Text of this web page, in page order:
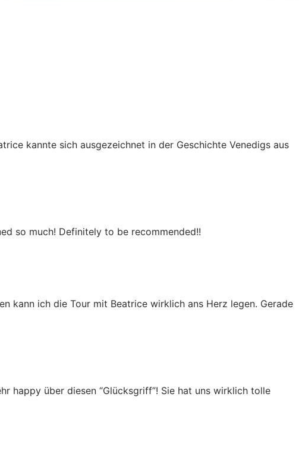
kannte sich ausgezeichnet in der Geschichte Venedigs aus
so much! Definitely to be recommended!!
kann ich die Tour mit Beatrice wirklich ans Herz legen. Gerade
happy über diesen “Glücksgriff”! Sie hat uns wirklich tolle